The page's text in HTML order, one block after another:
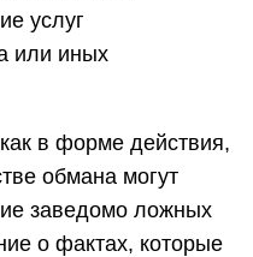
услуг
или иных
в форме действия,
обмана могут
заведомо ложных
о фактах, которые